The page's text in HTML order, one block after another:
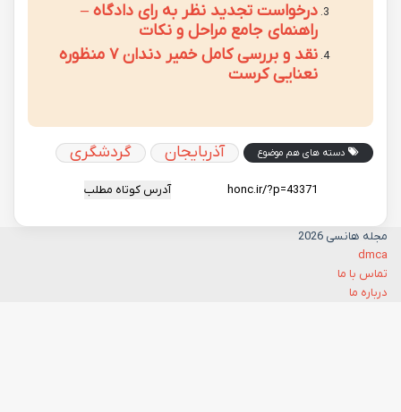
درخواست تجدید نظر به رای دادگاه –
راهنمای جامع مراحل و نکات
نقد و بررسی کامل خمیر دندان ۷ منظوره
نعنایی کرست
دسته های هم موضوع آذربایجان گردشگری
آدرس کوتاه مطلب
مجله هانسی 2026
dmca
تماس با ما
درباره ما